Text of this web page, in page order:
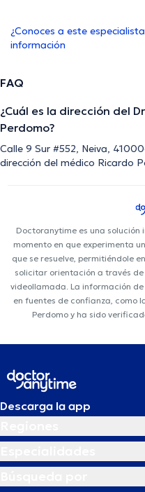
¿Conoces a este
información
FAQ
¿Cuál es la dirección del
Perdomo?
Calle 9 Sur #552, Neiva,
dirección del médico Ricardo
Doctoranytime es una solución
momento en que experimenta
que se resuelve, permitiéndole
solicitar orientación a través
videollamada. La información
en fuentes de confianza, como
Perdomo y ha sido
Descarga la app